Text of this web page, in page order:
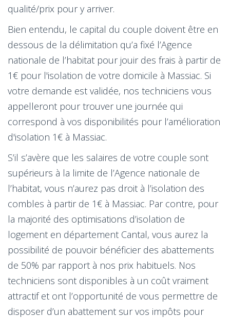
qualité/prix pour y arriver.
Bien entendu, le capital du couple doivent être en
dessous de la délimitation qu’a fixé l’Agence
nationale de l’habitat pour jouir des frais à partir de
1€ pour l'isolation de votre domicile à Massiac. Si
votre demande est validée, nos techniciens vous
appelleront pour trouver une journée qui
correspond à vos disponibilités pour l’amélioration
d'isolation 1€ à Massiac.
S’il s’avère que les salaires de votre couple sont
supérieurs à la limite de l’Agence nationale de
l’habitat, vous n’aurez pas droit à l’isolation des
combles à partir de 1€ à Massiac. Par contre, pour
la majorité des optimisations d’isolation de
logement en département Cantal, vous aurez la
possibilité de pouvoir bénéficier des abattements
de 50% par rapport à nos prix habituels. Nos
techniciens sont disponibles à un coût vraiment
attractif et ont l’opportunité de vous permettre de
disposer d’un abattement sur vos impôts pour